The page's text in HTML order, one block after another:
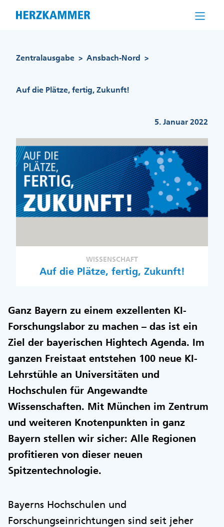
Zentralausgabe > Ansbach-Nord >
Auf die Plätze, fertig, Zukunft!
5. Januar 2022
WISSENSCHAFT
Auf die Plätze, fertig, Zukunft!
Ganz Bayern zu einem exzellenten KI-
Forschungslabor zu machen – das ist ein
Ziel der bayerischen Hightech Agenda. Im
ganzen Freistaat entstehen 100 neue KI-
Lehrstühle an Universitäten und
Hochschulen für Angewandte
Wissenschaften. Mit München im Zentrum
und weiteren Knotenpunkten in ganz
Bayern stellen wir sicher: Alle Regionen
profitieren von dieser neuen
Spitzentechnologie.
Bayerns Hochschulen und
Forschungseinrichtungen sind seit jeher